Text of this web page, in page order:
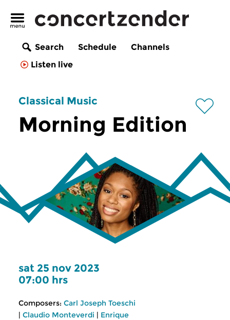
Search Schedule
Channels
Listen live
Classical Music
Morning Edition
sat 25 nov 2023
07:00 hrs
Composers: Carl Joseph Toeschi
| Claudio Monteverdi | Enrique